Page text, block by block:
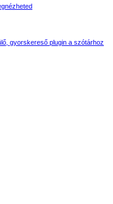
gyorskereső plugin a szótárhoz